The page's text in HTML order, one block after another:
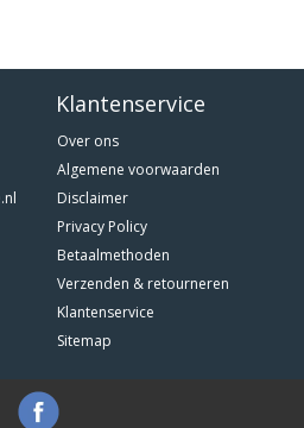
Klantenservice
Over ons
Algemene voorwaarden
Disclaimer
Privacy Policy
Betaalmethoden
Verzenden & retourneren
Klantenservice
Sitemap